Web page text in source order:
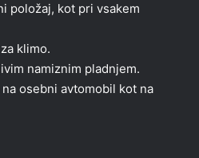
položaj, kot pri vsakem
klimo.
namiznim pladnjem.
osebni avtomobil kot na